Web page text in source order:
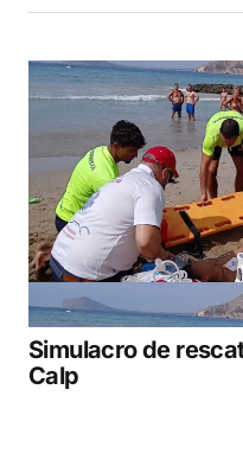
Simulacro de
Calp